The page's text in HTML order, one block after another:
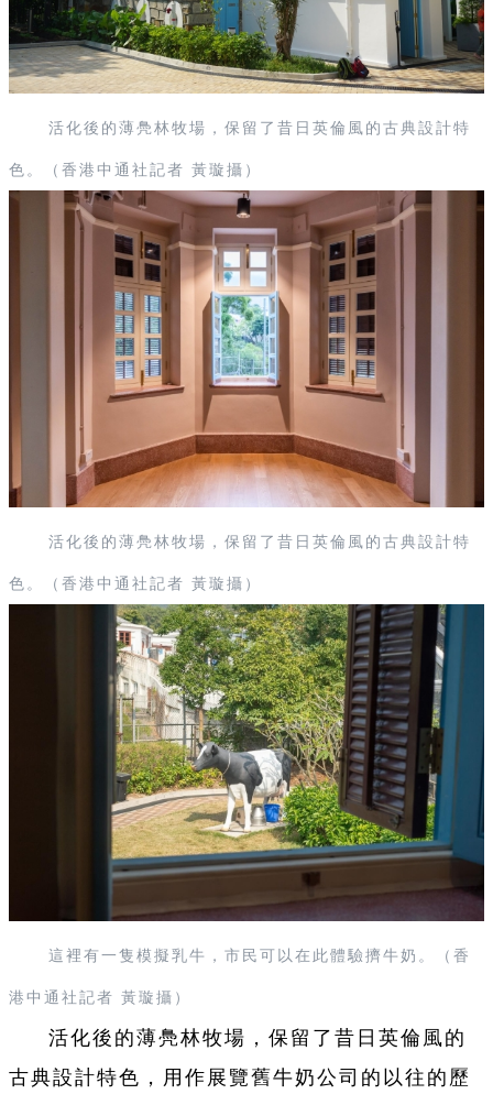
活化後的薄鳧林牧場，保留了昔日英倫風的古典設計特
色。（香港中通社記者 黃璇攝）
活化後的薄鳧林牧場，保留了昔日英倫風的古典設計特
色。（香港中通社記者 黃璇攝）
這裡有一隻模擬乳牛，市民可以在此體驗擠牛奶。（香
港中通社記者 黃璇攝）
活化後的薄鳧林牧場，保留了昔日英倫風的
古典設計特色，用作展覽舊牛奶公司的以往的歷